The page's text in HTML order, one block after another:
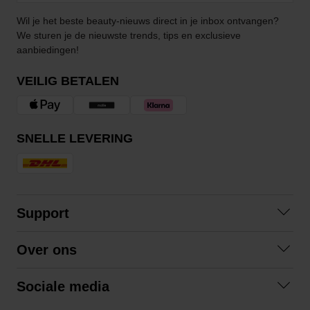
Wil je het beste beauty-nieuws direct in je inbox ontvangen?
We sturen je de nieuwste trends, tips en exclusieve
aanbiedingen!
VEILIG BETALEN
SNELLE LEVERING
Support
Algemene voorwaarden
Over ons
Sociale media